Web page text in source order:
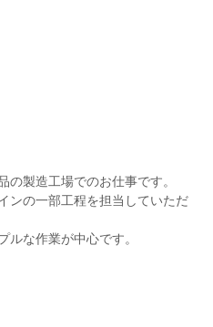
の製造工場でのお仕事です。
ンの一部工程を担当していただ
ルな作業が中心です。